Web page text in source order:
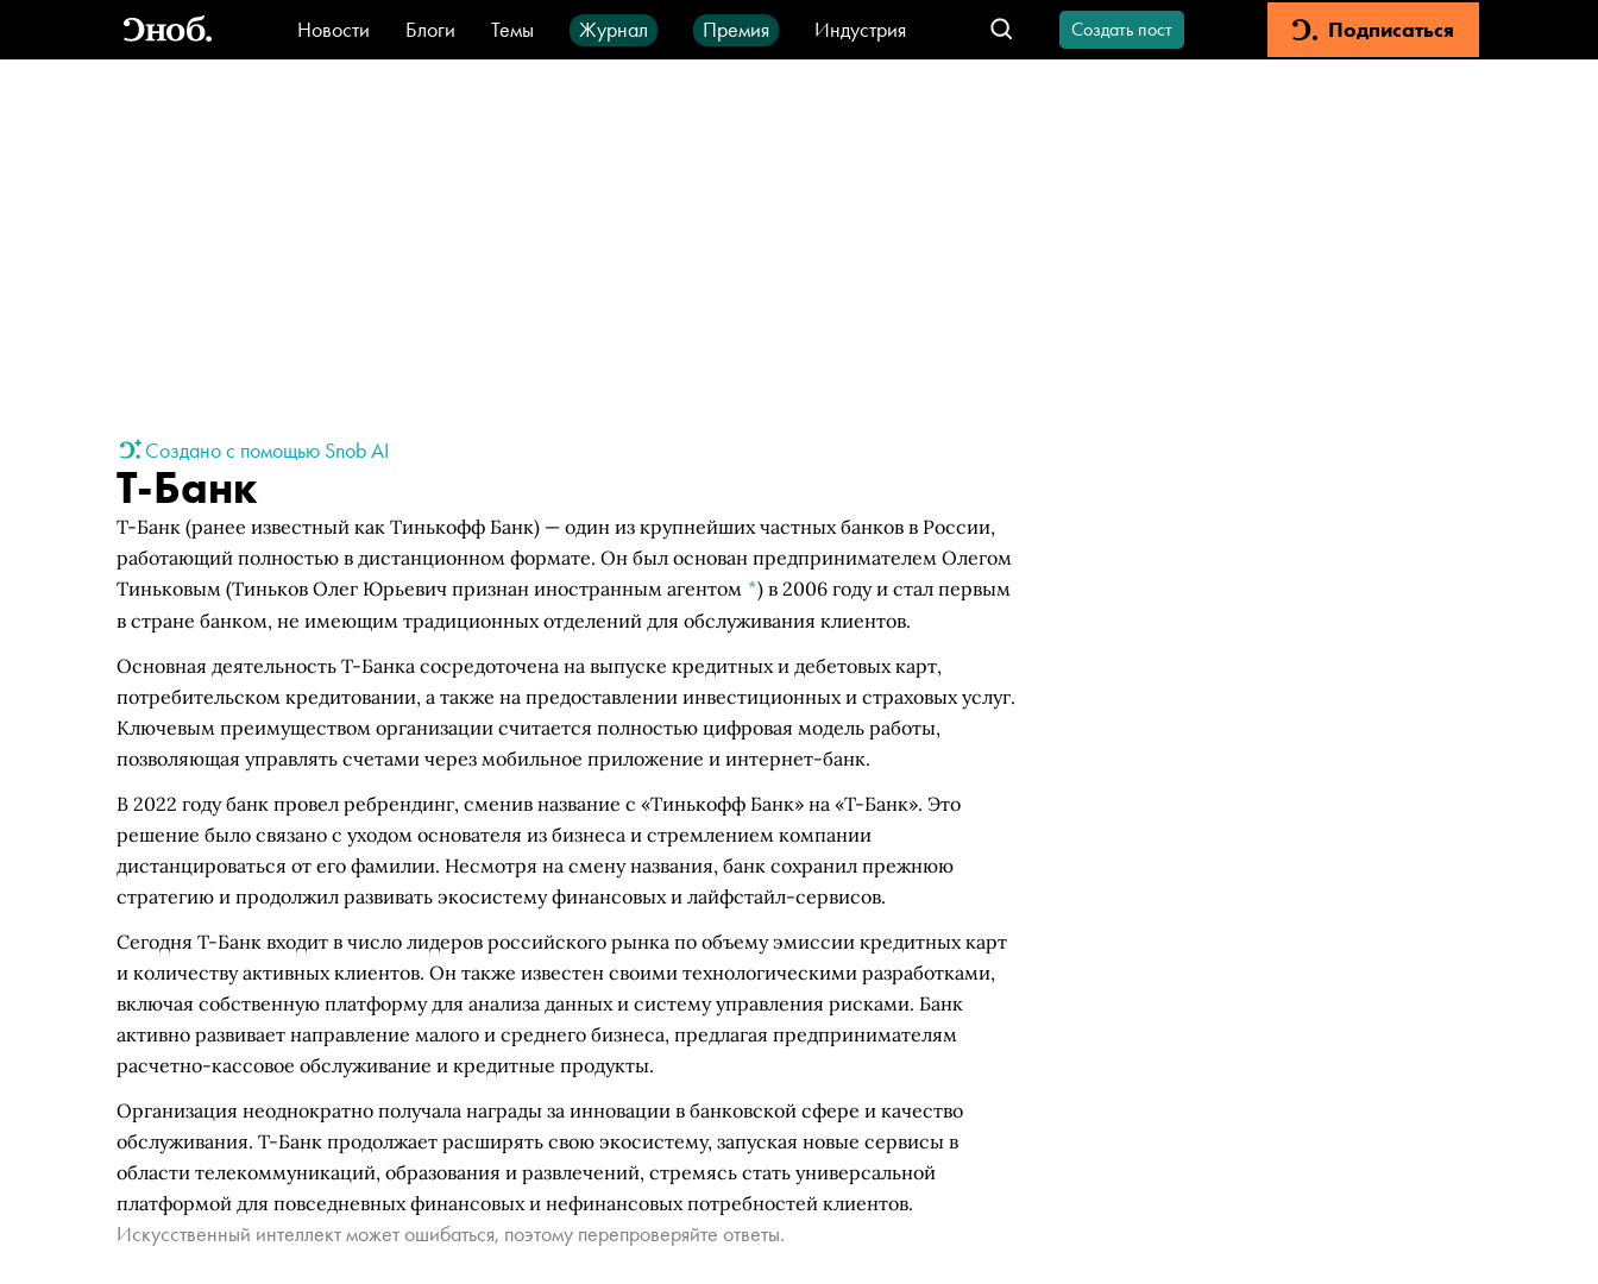
Новости Блоги Темы Журнал Премия
Индустрия
Стиль
Видео Город IT-продукты
Создать пост Подписаться
Создано с помощью Snob AI
Т-Банк
Т-Банк (ранее известный как Тинькофф Банк) — один из крупнейших частных банков в России,
работающий полностью в дистанционном формате. Он был основан предпринимателем Олегом
Тиньковым (Тиньков Олег Юрьевич признан иностранным агентом *) в 2006 году и стал первым
в стране банком, не имеющим традиционных отделений для обслуживания клиентов.
Основная деятельность Т-Банка сосредоточена на выпуске кредитных и дебетовых карт,
потребительском кредитовании, а также на предоставлении инвестиционных и страховых услуг.
Ключевым преимуществом организации считается полностью цифровая модель работы,
позволяющая управлять счетами через мобильное приложение и интернет-банк.
В 2022 году банк провел ребрендинг, сменив название с «Тинькофф Банк» на «Т-Банк». Это
решение было связано с уходом основателя из бизнеса и стремлением компании
дистанцироваться от его фамилии. Несмотря на смену названия, банк сохранил прежнюю
стратегию и продолжил развивать экосистему финансовых и лайфстайл-сервисов.
Сегодня Т-Банк входит в число лидеров российского рынка по объему эмиссии кредитных карт
и количеству активных клиентов. Он также известен своими технологическими разработками,
включая собственную платформу для анализа данных и систему управления рисками. Банк
активно развивает направление малого и среднего бизнеса, предлагая предпринимателям
расчетно-кассовое обслуживание и кредитные продукты.
Организация неоднократно получала награды за инновации в банковской сфере и качество
обслуживания. Т-Банк продолжает расширять свою экосистему, запуская новые сервисы в
области телекоммуникаций, образования и развлечений, стремясь стать универсальной
платформой для повседневных финансовых и нефинансовых потребностей клиентов.
Искусственный интеллект может ошибаться, поэтому перепроверяйте ответы.